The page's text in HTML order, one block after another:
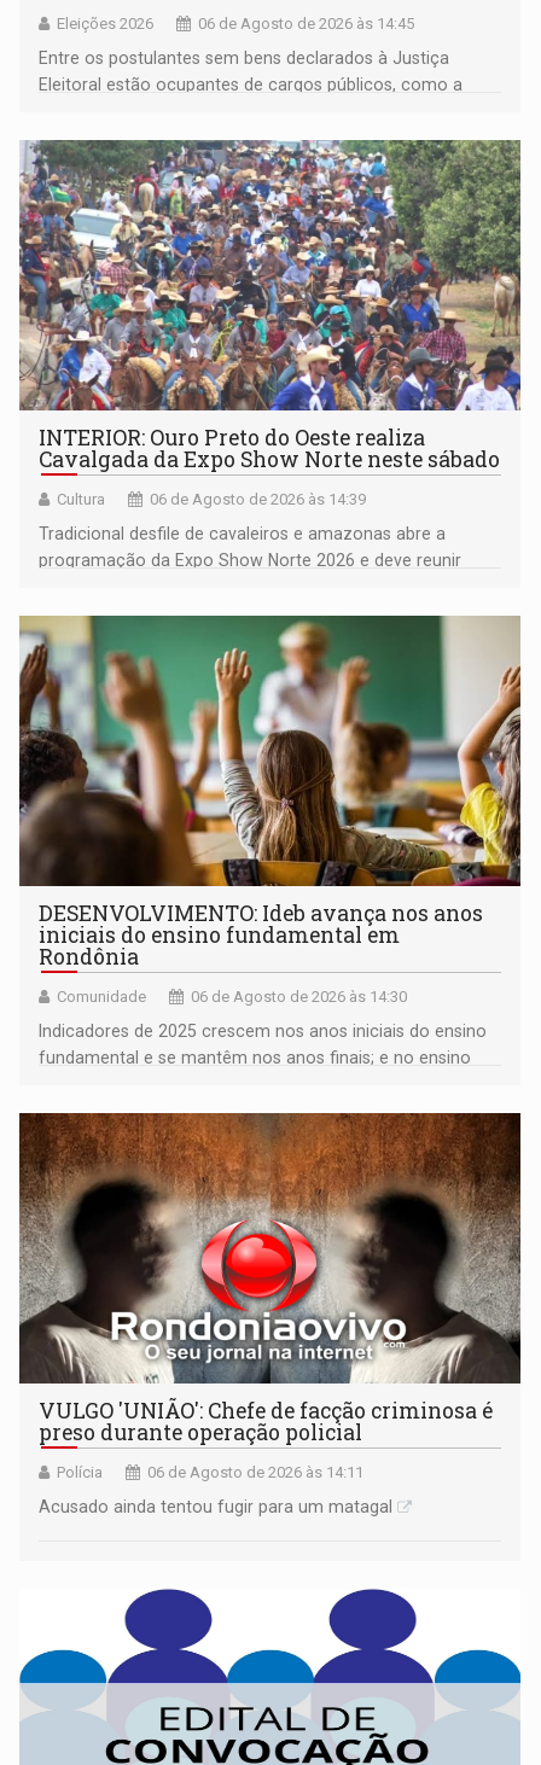
Eleições 2026 06 de Agosto de 2026 às 14:45
Entre os postulantes sem bens declarados à Justiça
Eleitoral estão ocupantes de cargos públicos, como a
Pedro Geovar (PP) e a vice-prefeita Magna dos Anjos
(NOVO)
INTERIOR: Ouro Preto do Oeste realiza
Cavalgada da Expo Show Norte neste sábado
Cultura 06 de Agosto de 2026 às 14:39
Tradicional desfile de cavaleiros e amazonas abre a
programação da Expo Show Norte 2026 e deve reunir
DESENVOLVIMENTO: Ideb avança nos anos
iniciais do ensino fundamental em
Rondônia
Comunidade 06 de Agosto de 2026 às 14:30
Indicadores de 2025 crescem nos anos iniciais do ensino
fundamental e se mantêm nos anos finais; e no ensino
VULGO 'UNIÃO': Chefe de facção criminosa é
preso durante operação policial
Polícia 06 de Agosto de 2026 às 14:11
Acusado ainda tentou fugir para um matagal